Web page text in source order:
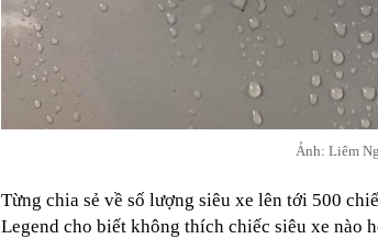
Ảnh: Liêm
Từng chia sẻ về số lượng siêu xe lên tới 500
Legend cho biết không thích chiếc siêu xe nào